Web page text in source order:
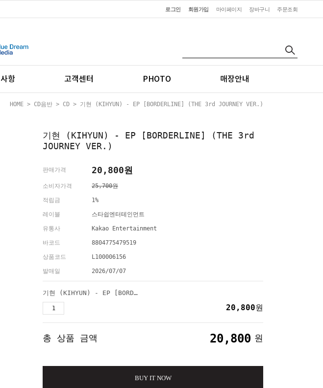
로그인 회원가입 마이페이지 장바구니 주문조회
항 고객센터 PHOTO 매장안내
HOME > CD음반 > CD > 기현 (KIHYUN) - EP [BORDERLINE] (THE 3rd JOURNEY VER.)
기현 (KIHYUN) - EP [BORDERLINE] (THE 3rd
JOURNEY VER.)
판매가격 20,800원
소비자가격 25,700원
적립금 1%
레이블 스타쉽엔터테인먼트
유통사 Kakao Entertainment
바코드 8804775479519
상품코드 L100006156
발매일 2026/07/07
기현 (KIHYUN) - EP [BORDERLINE] (THE 3rd JOURNEY VER.)
20,800원
총 상품 금액 20,800 원
BUY IT NOW